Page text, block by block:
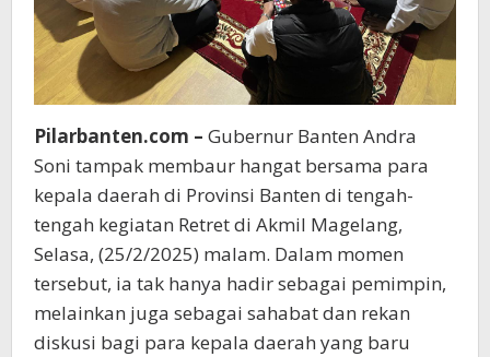
Pilarbanten.com – Gubernur Banten Andra
Soni tampak membaur hangat bersama para
kepala daerah di Provinsi Banten di tengah-
tengah kegiatan Retret di Akmil Magelang,
Selasa, (25/2/2025) malam. Dalam momen
tersebut, ia tak hanya hadir sebagai pemimpin,
melainkan juga sebagai sahabat dan rekan
diskusi bagi para kepala daerah yang baru